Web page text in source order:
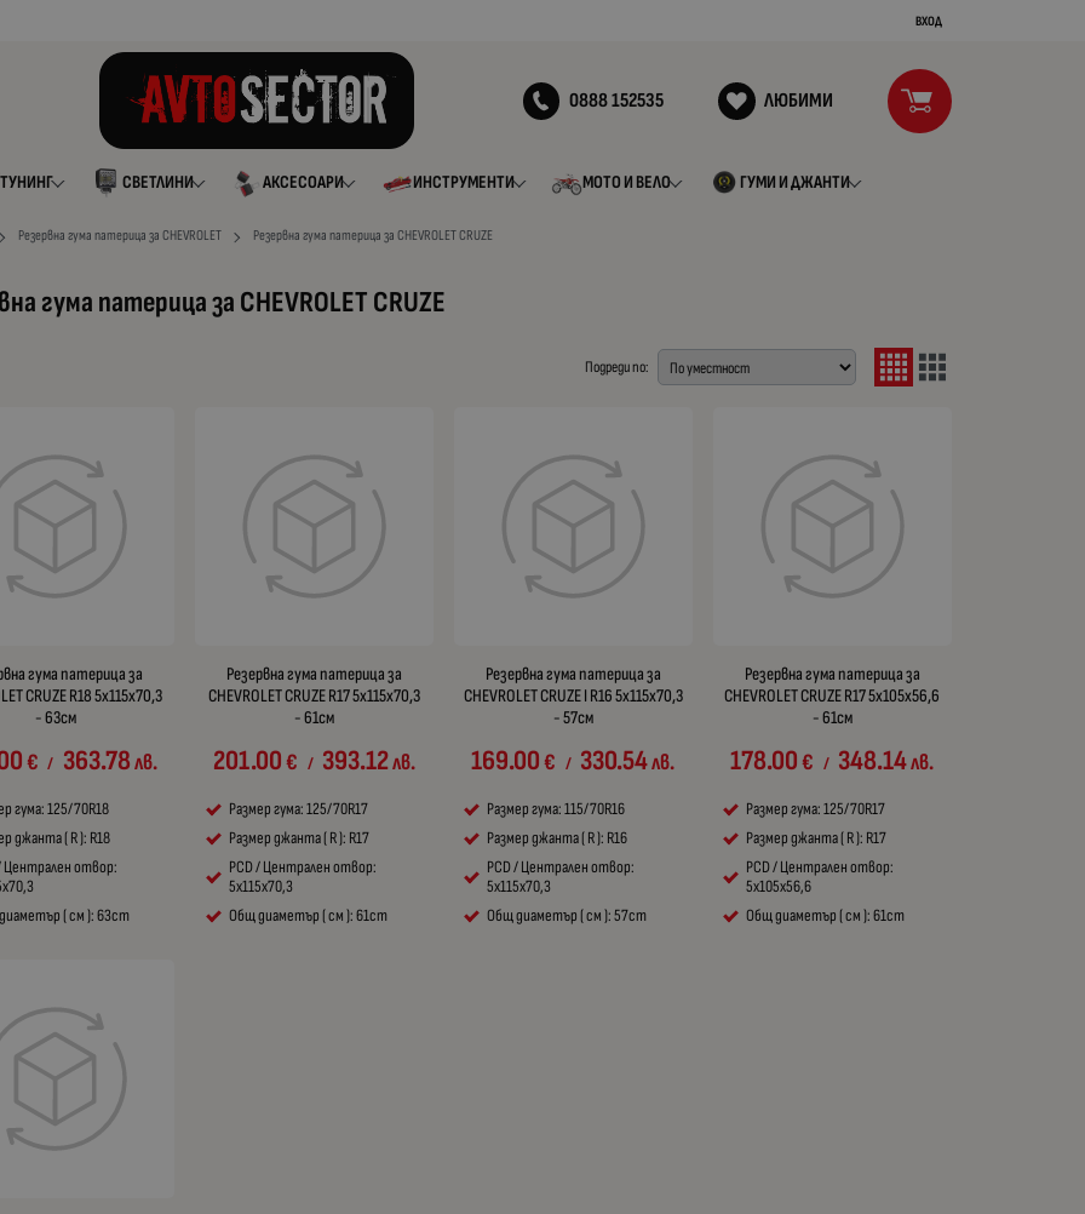
ВХОД
0888 152535 ЛЮБИМИ
ТУНИНГ СВЕТЛИНИ АКСЕСОАРИ ИНСТРУМЕНТИ МОТО И ВЕЛО ГУМИ И ДЖАНТИ
Резервна гума патерица за CHEVROLET Резервна гума патерица за CHEVROLET CRUZE
гума патерица за CHEVROLET CRUZE
Подреди по:
гума патерица за
CRUZE R18 5x115x70,3
- 63см
€ / 363.78лв.
гума: 125/70R18
джанта ( R ): R18
Централен отвор:
( см ): 63cm
Резервна гума патерица за
CHEVROLET CRUZE R17 5x115x70,3
- 61см
201.00€ / 393.12лв.
Размер гума: 125/70R17
Размер джанта ( R ): R17
PCD / Централен отвор:
5x115x70,3
Общ диаметър ( см ): 61cm
Резервна гума патерица за
CHEVROLET CRUZE I R16 5x115x70,3
- 57см
169.00€ / 330.54лв.
Размер гума: 115/70R16
Размер джанта ( R ): R16
PCD / Централен отвор:
5x115x70,3
Общ диаметър ( см ): 57cm
Резервна гума патерица за
CHEVROLET CRUZE R17 5x105x56,6
- 61см
178.00€ / 348.14лв.
Размер гума: 125/70R17
Размер джанта ( R ): R17
PCD / Централен отвор:
5x105x56,6
Общ диаметър ( см ): 61cm